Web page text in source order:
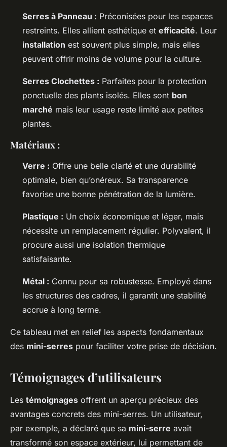
Serres à Panneau : Préconisées pour les espaces
restreints. Elles allient esthétique et efficacité. Leur
installation est souvent plus simple, mais elles
peuvent offrir moins de volume pour la culture.
Serres Clochettes : Parfaites pour la protection
ponctuelle des plants isolés. Elles sont bon
marché mais leur usage reste limité aux petites
plantes.
Matériaux :
Verre : Offre une belle clarté et une durabilité
optimale, bien qu’onéreux. Sa transparence
favorise une bonne pénétration de la lumière.
Plastique : Un choix économique et léger, mais
nécessite un remplacement régulier. Polyvalent, il
procure aussi une isolation thermique
satisfaisante.
Métal : Connu pour sa robustesse. Employé dans
les structures des cadres, il garantit une stabilité
accrue à long terme.
Ce tableau met en relief les aspects fondamentaux
des mini-serres pour faciliter votre prise de décision.
Témoignages d’utilisateurs
Les témoignages offrent un aperçu précieux des
avantages concrets des mini-serres. Un utilisateur,
par exemple, a déclaré que sa mini-serre avait
transformé son espace extérieur, lui permettant de